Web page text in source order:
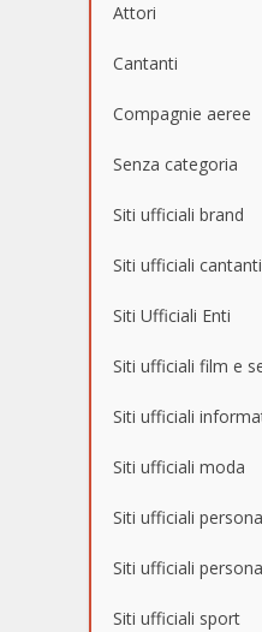
Attori
Cantanti
Compagnie aeree
Senza categoria
Siti ufficiali brand
Siti ufficiali cantanti
Siti Ufficiali Enti
Siti ufficiali film e
Siti ufficiali
Siti ufficiali moda
Siti ufficiali
Siti ufficiali
Siti ufficiali sport